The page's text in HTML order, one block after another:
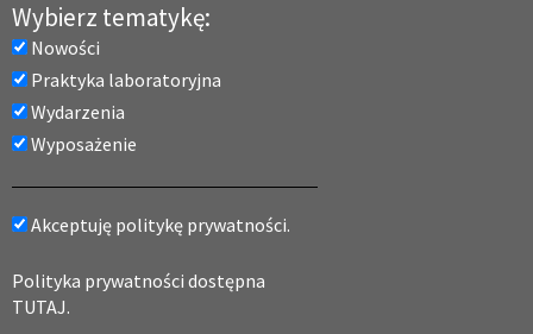
Wybierz tematykę:
Nowości
Praktyka laboratoryjna
Wydarzenia
Wyposażenie
Akceptuję politykę prywatności.
Polityka prywatności dostępna
TUTAJ.